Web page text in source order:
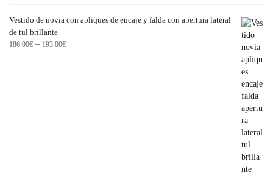
Vestido de novia con apliques de encaje y falda con apertura lateral
de tul brillante
186.00€ – 193.00€